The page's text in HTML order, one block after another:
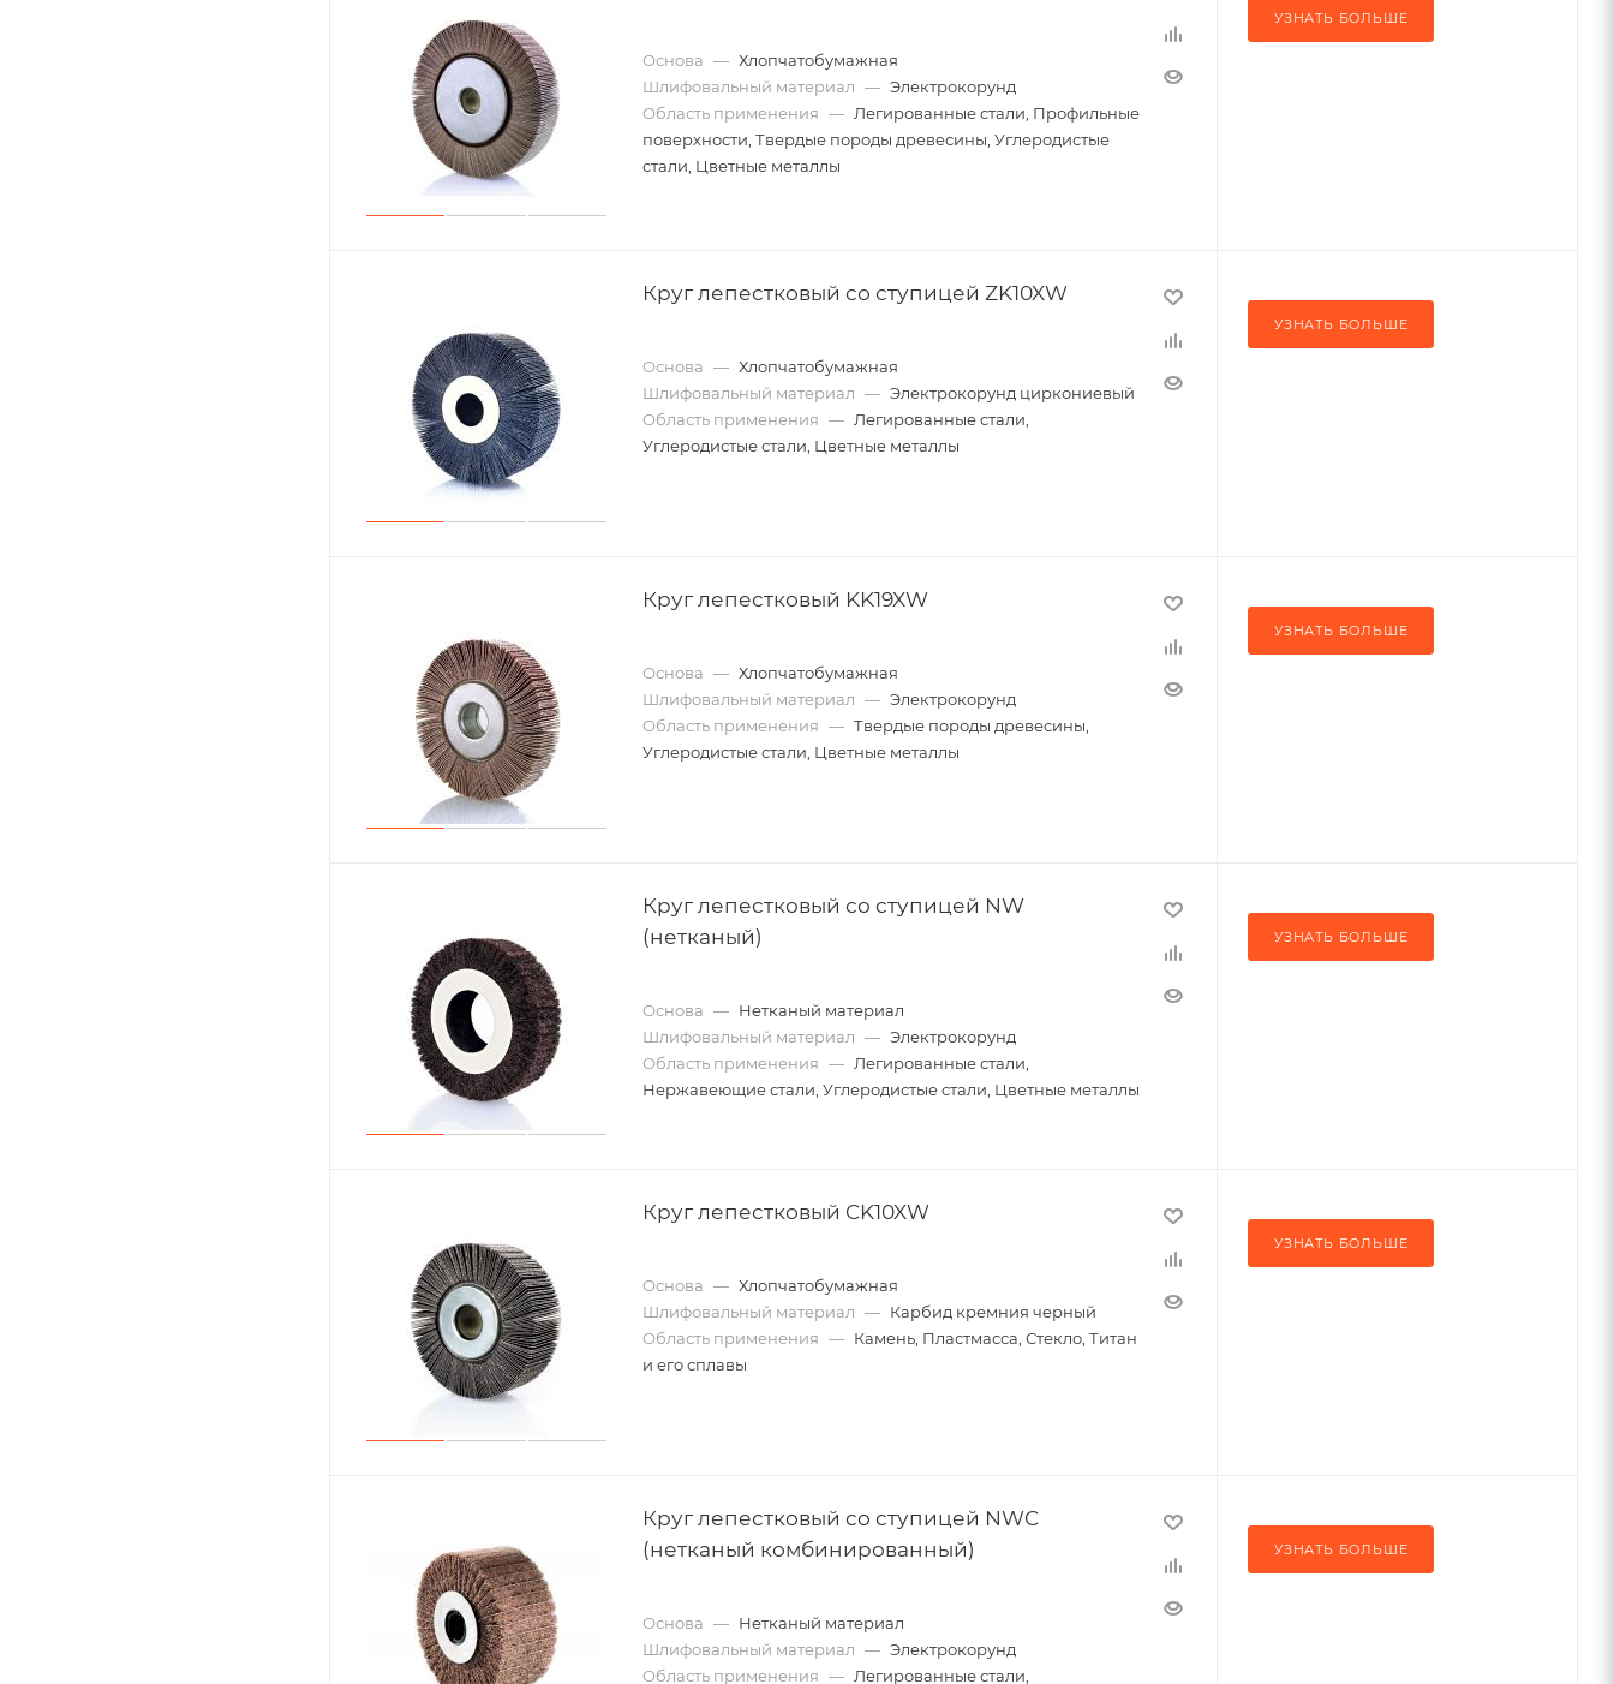
Основа — Хлопчатобумажная
Шлифовальный материал — Электрокорунд
Область применения — Легированные стали, Профильные
поверхности, Твердые породы древесины, Углеродистые
стали, Цветные металлы
УЗНАТЬ БОЛЬШЕ
Круг лепестковый со ступицей ZK10XW
Основа — Хлопчатобумажная
Шлифовальный материал — Электрокорунд циркониевый
Область применения — Легированные стали,
Углеродистые стали, Цветные металлы
УЗНАТЬ БОЛЬШЕ
Круг лепестковый KK19XW
Основа — Хлопчатобумажная
Шлифовальный материал — Электрокорунд
Область применения — Твердые породы древесины,
Углеродистые стали, Цветные металлы
УЗНАТЬ БОЛЬШЕ
Круг лепестковый со ступицей NW
(нетканый)
Основа — Нетканый материал
Шлифовальный материал — Электрокорунд
Область применения — Легированные стали,
Нержавеющие стали, Углеродистые стали, Цветные металлы
УЗНАТЬ БОЛЬШЕ
Круг лепестковый CK10XW
Основа — Хлопчатобумажная
Шлифовальный материал — Карбид кремния черный
Область применения — Камень, Пластмасса, Стекло, Титан
и его сплавы
УЗНАТЬ БОЛЬШЕ
Круг лепестковый со ступицей NWC
(нетканый комбинированный)
Основа — Нетканый материал
Шлифовальный материал — Электрокорунд
Область применения — Легированные стали,
УЗНАТЬ БОЛЬШЕ